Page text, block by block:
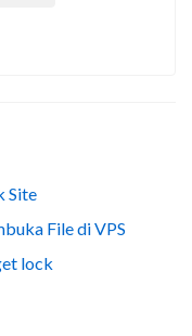
Site
File di VPS
lock